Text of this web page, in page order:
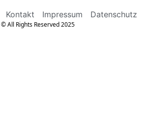
Kontakt Impressum Datenschutz
© All Rights Reserved 2025